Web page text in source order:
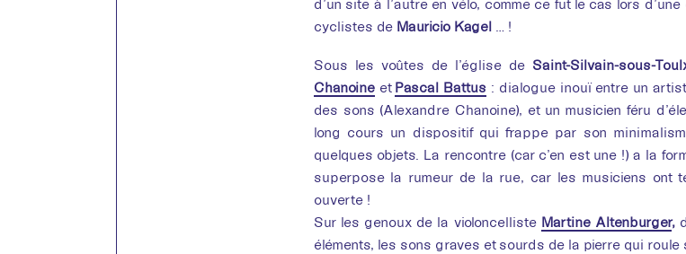
d’un site à l’autre en vélo, comme ce fut le cas lors
cyclistes de Mauricio Kagel … !
Sous les voûtes de l’église de Saint-Silvain-sous-
Chanoineet Pascal Battus : dialogue inouï entre un
des sons (Alexandre Chanoine), et un musicien féru
long cours un dispositif qui frappe par son
quelques objets. La rencontre (car c’en est une !) a la
superpose la rumeur de la rue, car les musiciens ont
ouverte !
Sur les genoux de la violoncelliste Martine Altenburger,
éléments, les sons graves et sourds de la pierre qui roule